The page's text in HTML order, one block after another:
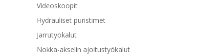
Videoskoopit
Hydrauliset puristimet
Jarrutyökalut
Nokka-akselin ajoitustyökalut